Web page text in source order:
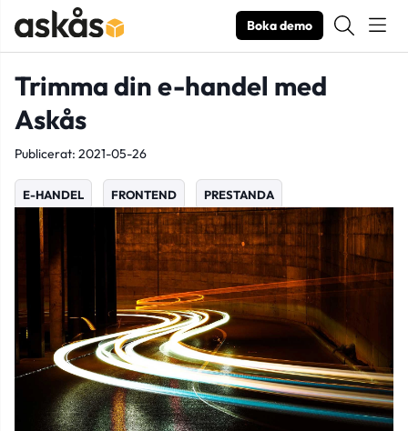
Boka demo
Trimma din e-handel med
Askås
Publicerat: 2021-05-26
E-HANDEL FRONTEND PRESTANDA